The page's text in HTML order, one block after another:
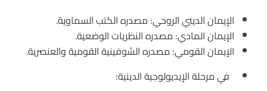
الإيمان الديني الروحي: مصدره الكتب السماوية.
الإيمان المادي: مصدره النظريات الوضعية.
الإيمان القومي: مصدره الشوفينية القومية والعنصرية.
في مرحلة الإيديولوجية الدينية: